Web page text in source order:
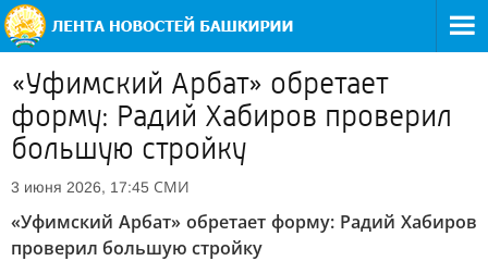
«Уфимский Арбат» обретает
форму: Радий Хабиров проверил
большую стройку
3 июня 2026, 17:45 СМИ
«Уфимский Арбат» обретает форму: Радий Хабиров
проверил большую стройку